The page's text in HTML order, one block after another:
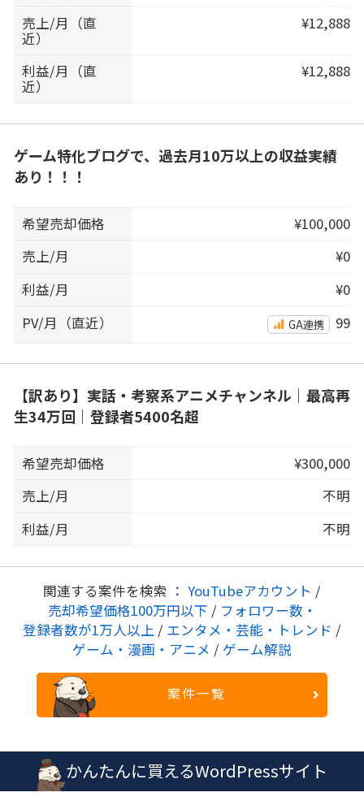
売上/月（直
近）
¥12,888
利益/月（直
近）
¥12,888
ゲーム特化ブログで、過去月10万以上の収益実績
あり！！！
希望売却価格
¥100,000
売上/月
¥0
利益/月
¥0
PV/月（直近）
GA連携 99
【訳あり】実話・考察系アニメチャンネル｜最高再
生34万回｜登録者5400名超
希望売却価格
¥300,000
売上/月
不明
利益/月
不明
関連する案件を検索 ： YouTubeアカウント /
売却希望価格100万円以下 / フォロワー数・
登録者数が1万人以上 / エンタメ・芸能・トレンド /
ゲーム・漫画・アニメ / ゲーム解説
案件一覧
かんたんに買えるWordPressサイト